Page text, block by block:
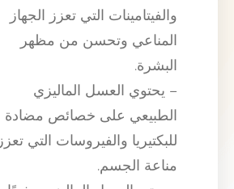
والفيتامينات التي تعزز الجهاز
المناعي وتحسن من مظهر
البشرة.
– يحتوي العسل الماليزي
الطبيعي على خصائص مضادة
للبكتيريا والفيروسات التي تعزز
مناعة الجسم.